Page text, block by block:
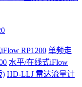
RP1200 单频走
水平/在线式iFlow
) HD-LLJ 雷达流量计